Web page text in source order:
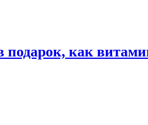
подарок, как